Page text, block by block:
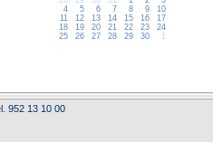
4
5 6 7 8 9
10
11
12 13 14 15 16
17
18
19 20 21 22 23
24
25
26 27 28 29 30 1
952 13 10 00